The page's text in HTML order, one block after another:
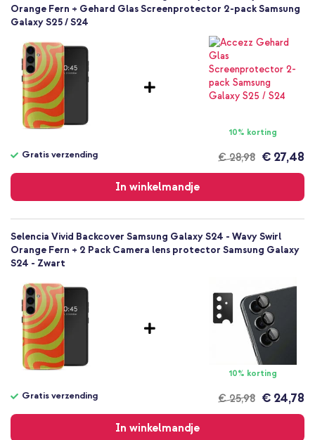
Meerkleurig
Kunststof
Bold en Bright, Grafisch
Geen
Backcover, Hardcase
Achterkant & Zijkant
Orange Fern + Gehard Glas Screenprotector 2-pack Samsung
Galaxy S25 / S24
10% korting
€ 28,98
Gratis verzending € 27,48
In winkelmandje
verzending
Selencia Vivid Backcover Samsung Galaxy S24 - Wavy Swirl
Orange Fern + 2 Pack Camera lens protector Samsung Galaxy
S24 - Zwart
10% korting
€ 25,98
Gratis verzending € 24,78
In winkelmandje
verzending